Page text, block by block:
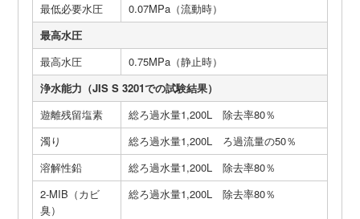
最低必要水圧
0.07MPa（流動時）
最高水圧
最高水圧
0.75MPa（静止時）
浄水能力（JIS S 3201での試験結果）
遊離残留塩素
総ろ過水量1,200L 除去率80％
濁り
総ろ過水量1,200L ろ過流量の50％
溶解性鉛
総ろ過水量1,200L 除去率80％
2-MIB（カビ
臭）
総ろ過水量1,200L 除去率80％